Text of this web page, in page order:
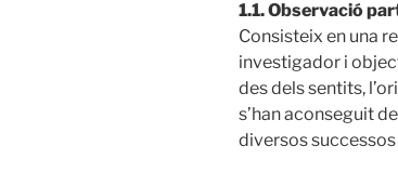
1.1. Observació
Consisteix en una
investigador i
des dels sentits,
s’han aconseguit
diversos